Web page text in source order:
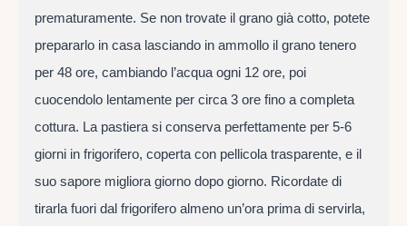
prematuramente. Se non trovate il grano già cotto, potete
prepararlo in casa lasciando in ammollo il grano tenero
per 48 ore, cambiando l’acqua ogni 12 ore, poi
cuocendolo lentamente per circa 3 ore fino a completa
cottura. La pastiera si conserva perfettamente per 5-6
giorni in frigorifero, coperta con pellicola trasparente, e il
suo sapore migliora giorno dopo giorno. Ricordate di
tirarla fuori dal frigorifero almeno un’ora prima di servirla,